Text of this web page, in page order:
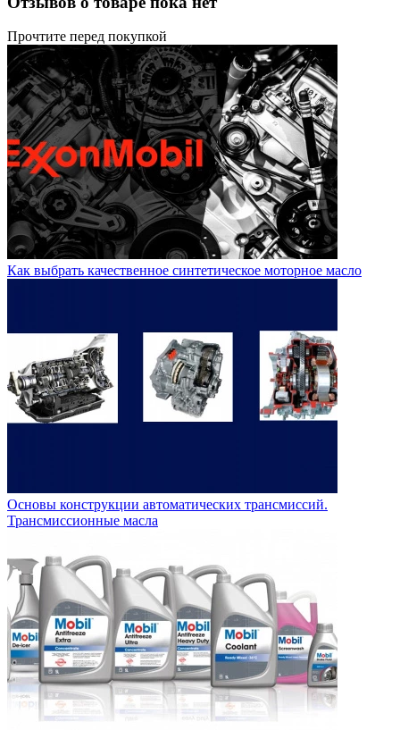
Прочтите перед покупкой
Как выбрать качественное синтетическое моторное масло
Основы конструкции автоматических трансмиссий.
Трансмиссионные масла